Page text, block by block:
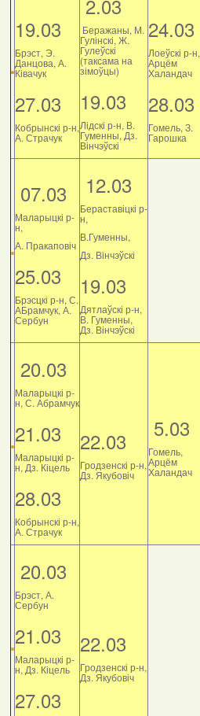
19.03
Брэст, Э.
Данцова, А.
Ківачук
27.03
Кобрынскі р-н,
А. Страчук
2.03
Беражаны, М.
Гулінскі, Ж.
Гулеўскі
(таксама на
зімоўцы)
19.03
Лідскі р-н, В.
Гуменны, Дз.
Вінчэўскі
24.03
Лоеўскі р-н,
Арцём
Халандач
28.03
Гомель, З.
Гарошка
07.03
Маларыцкі р-
н,
А. Пракаповіч
25.03
Брэсцкі р-н, С.
АБрамчук, А.
Сербун
12.03
Бераставіцкі р-
н,
В.Гуменны,
Дз. Вінчэўскі
19.03
Дятлаўскі р-н,
В. Гуменны,
Дз. Вінчэўскі
20.03
Маларыцкі р-
н, С. Абрамчук
21.03
Маларыцкі р-
н, Дз. Кіцель
28.03
Кобрынскі р-н,
А. Страчук
22.03
Гродзенскі р-н,
Дз. Якубовіч
5.03
Гомель,
Арцём
Халандач
20.03
Брэст, А.
Сербун
21.03
Маларыцкі р-
н, Дз. Кіцель
27.03
22.03
Гродзенскі р-н,
Дз. Якубовіч